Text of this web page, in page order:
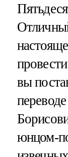
вы
юнцом-